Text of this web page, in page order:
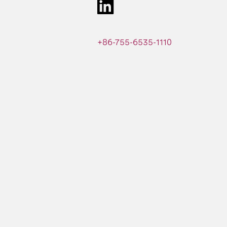
+86-755-6535-1110